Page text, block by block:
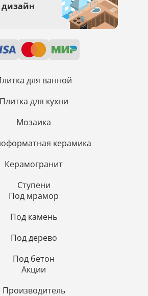
для ванной
Плитка для кухни
Мозаика
керамика
Керамогранит
Ступени
Под мрамор
Под камень
Под дерево
Под бетон
Акции
Производитель
дизайн